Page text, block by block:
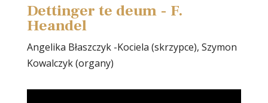
Dettinger te deum - F.
Heandel
Angelika Błaszczyk -Kociela (skrzypce), Szymon
Kowalczyk (organy)